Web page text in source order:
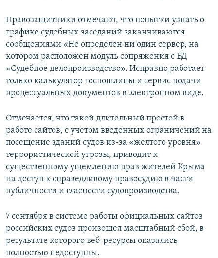
Правозащитники отмечают, что попытки узнать о
графике судебных заседаний заканчиваются
сообщениями «Не определен ни один сервер, на
котором расположен модуль сопряжения с БД
«Судебное делопроизводство». Исправно работает
только калькулятор госпошлины и сервис подачи
процессуальных документов в электронном виде.
Отмечается, что такой длительный простой в
работе сайтов, с учетом введенных ограничений на
посещение зданий судов из-за «желтого уровня»
террористической угрозы, приводит к
существенному ущемлению прав жителей Крыма
на доступ к справедливому правосудию в части
публичности и гласности судопроизводства.
7 сентября в системе работы официальных сайтов
российских судов произошел масштабный сбой, в
результате которого веб-ресурсы оказались
полностью недоступны.